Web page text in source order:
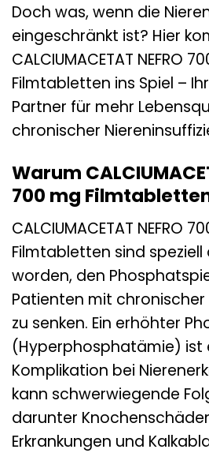
Doch was, wenn die
eingeschränkt ist? Hier
CALCIUMACETAT NEFRO
Filmtabletten ins Spiel –
Partner für mehr
chronischer
Warum
700 mg
CALCIUMACETAT NEFRO
Filmtabletten sind
worden, den
Patienten mit chronischer
zu senken. Ein erhöhter
(Hyperphosphatämie) ist
Komplikation bei
kann schwerwiegende
darunter
Erkrankungen und